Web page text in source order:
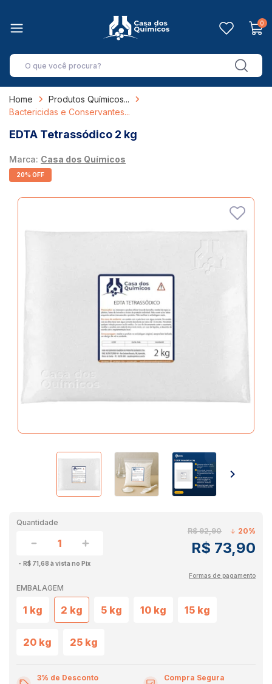
0
Home
Produtos Químicos
Bactericidas e Conservantes
20% OFF
EDTA Tetrassódico 2 kg
Marca: Casa dos Químicos
Quantidade
R$ 92,90
R$ 73,90
20%
R$ 71,68 à vista no Pix
Formas de pagamento
EMBALAGEM
1 kg 2 kg 5 kg 10 kg 15 kg
20 kg 25 kg
3% de Desconto Compra Segura